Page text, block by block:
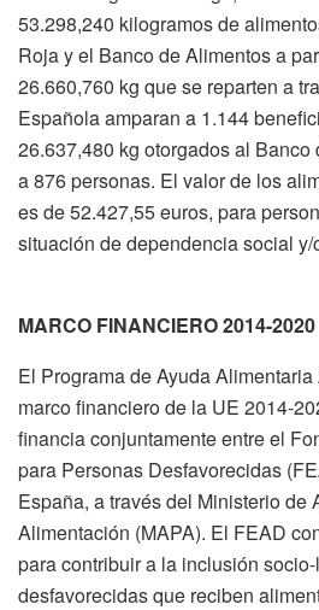
53.298,240 kilogramos de
Roja y el Banco de Alimentos a
26.660,760 kg que se reparten a
Española amparan a 1.144
26.637,480 kg otorgados al
a 876 personas. El valor de los
es de 52.427,55 euros, para
situación de dependencia social y/
MARCO FINANCIERO 2014-2020
El Programa de Ayuda
marco financiero de la UE 2014-
financia conjuntamente entre el
para Personas Desfavorecidas
España, a través del Ministerio de
Alimentación (MAPA). El FEAD
para contribuir a la inclusión
desfavorecidas que reciben